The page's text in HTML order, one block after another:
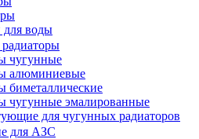
для воды
чугунные
алюминиевые
биметаллические
чугунные эмалированные
для чугунных радиаторов
для АЗС